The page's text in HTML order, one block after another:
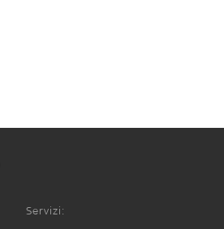
Servizi: